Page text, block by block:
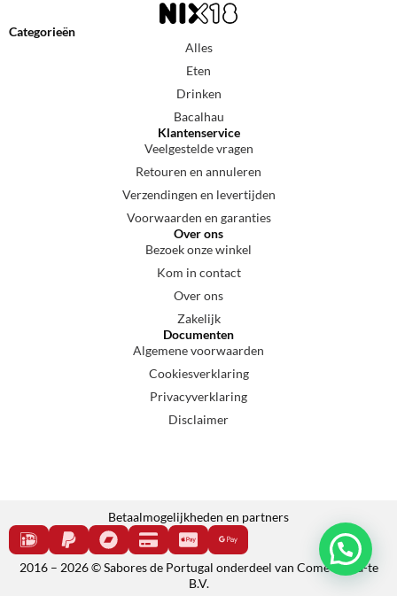
Categorieën
Alles
Eten
Drinken
Bacalhau
Klantenservice
Veelgestelde vragen
Retouren en annuleren
Verzendingen en levertijden
Voorwaarden en garanties
Over ons
Bezoek onze winkel
Kom in contact
Over ons
Zakelijk
Documenten
Algemene voorwaarden
Cookiesverklaring
Privacyverklaring
Disclaimer
Betaalmogelijkheden en partners
2016 – 2026 © Sabores de Portugal onderdeel van Come e cala-te
B.V.